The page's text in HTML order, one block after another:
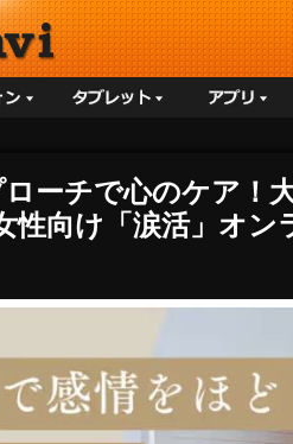
ーチで心のケア！
性向け「涙活」オ